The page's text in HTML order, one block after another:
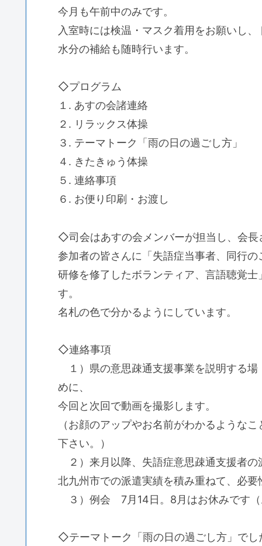
今月も午前中のみです。
入室時には検温・マスク着用をお願いし
水分の補給も随時行います。
◇プログラム
１. あすの会諸連絡
２. リラックス体操
３. テーマトーク「雨の日の過ごし方」
４. きたきゅう体操
５. 連絡事項
６. お便り印刷・お渡し
◇司会はあすの会メンバーが担当し、会
参加者の皆さんに「失語症当事者、同行
研修を修了したボランティア、言語聴覚
す。
名札の色で分かるようにしています。
◇連絡事項
１）県の意思疎通支援事業を説明する
めに、
今回と次回で動画を撮影します。
（お顔のアップやお名前がわかるような
下さい。）
２）来月以降、失語症意思疎通支援者の
北九州市での派遣実績を積み重ねて、必
３）例会 7月14日。8月はお休みです（
◇テーマトーク「雨の日の過ごし方」でし